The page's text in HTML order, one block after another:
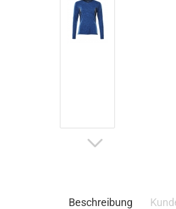
Beschreibung